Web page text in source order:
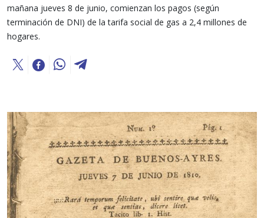
mañana jueves 8 de junio, comienzan los pagos (según
terminación de DNI) de la tarifa social de gas a 2,4 millones de
hogares.